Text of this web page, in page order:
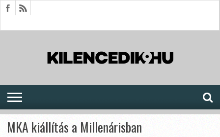
MKA kiállítás a Millenárisban